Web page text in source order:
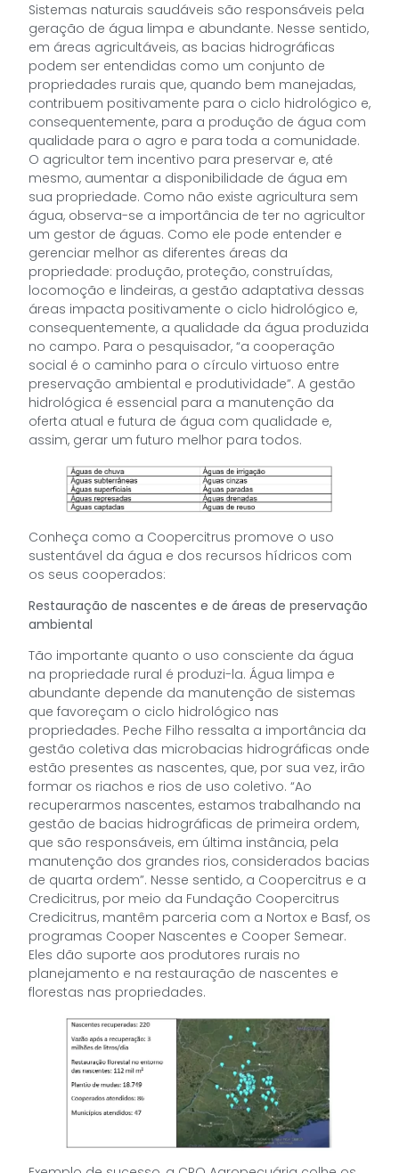
Sistemas naturais saudáveis são responsáveis pela
geração de água limpa e abundante. Nesse sentido,
em áreas agricultáveis, as bacias hidrográficas
podem ser entendidas como um conjunto de
propriedades rurais que, quando bem manejadas,
contribuem positivamente para o ciclo hidrológico e,
consequentemente, para a produção de água com
qualidade para o agro e para toda a comunidade.
O agricultor tem incentivo para preservar e, até
mesmo, aumentar a disponibilidade de água em
sua propriedade. Como não existe agricultura sem
água, observa-se a importância de ter no agricultor
um gestor de águas. Como ele pode entender e
gerenciar melhor as diferentes áreas da
propriedade: produção, proteção, construídas,
locomoção e lindeiras, a gestão adaptativa dessas
áreas impacta positivamente o ciclo hidrológico e,
consequentemente, a qualidade da água produzida
no campo. Para o pesquisador, “a cooperação
social é o caminho para o círculo virtuoso entre
preservação ambiental e produtividade”. A gestão
hidrológica é essencial para a manutenção da
oferta atual e futura de água com qualidade e,
assim, gerar um futuro melhor para todos.
Conheça como a Coopercitrus promove o uso
sustentável da água e dos recursos hídricos com
os seus cooperados:
Restauração de nascentes e de áreas de preservação
ambiental
Tão importante quanto o uso consciente da água
na propriedade rural é produzi-la. Água limpa e
abundante depende da manutenção de sistemas
que favoreçam o ciclo hidrológico nas
propriedades. Peche Filho ressalta a importância da
gestão coletiva das microbacias hidrográficas onde
estão presentes as nascentes, que, por sua vez, irão
formar os riachos e rios de uso coletivo. “Ao
recuperarmos nascentes, estamos trabalhando na
gestão de bacias hidrográficas de primeira ordem,
que são responsáveis, em última instância, pela
manutenção dos grandes rios, considerados bacias
de quarta ordem”. Nesse sentido, a Coopercitrus e a
Credicitrus, por meio da Fundação Coopercitrus
Credicitrus, mantêm parceria com a Nortox e Basf, os
programas Cooper Nascentes e Cooper Semear.
Eles dão suporte aos produtores rurais no
planejamento e na restauração de nascentes e
florestas nas propriedades.